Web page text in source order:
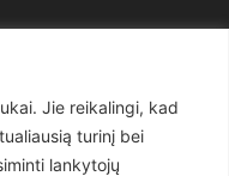
Jie reikalingi, kad
turinį bei
lankytojų
1497